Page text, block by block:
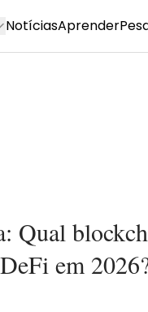
NotíciasAprender
Qual
em